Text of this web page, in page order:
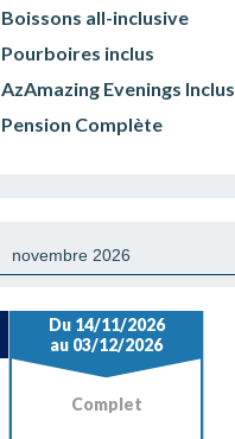
Boissons all-inclusive
Pourboires inclus
AzAmazing Evenings Inclus
Pension Complète
Du 14/11/2026
au 03/12/2026
Complet